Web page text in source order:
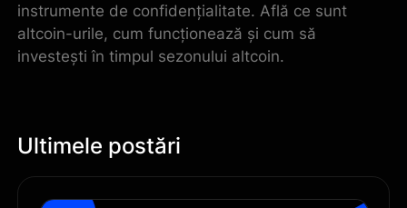
instrumente de confidențialitate. Află ce sunt
altcoin-urile, cum funcționează și cum să
investești în timpul sezonului altcoin.
Ultimele postări